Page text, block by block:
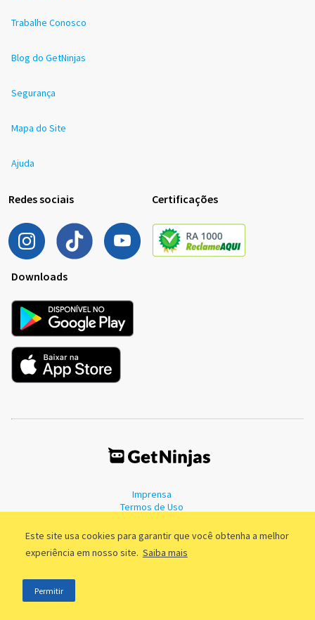
Este site usa cookies para garantir que você obtenha a melhor
experiência em nosso site. Saiba mais
Permitir
Trabalhe Conosco
Blog do GetNinjas
Segurança
Mapa do Site
Ajuda
Redes sociais Certificações
Downloads
Imprensa
Termos de Uso
©2011 - 2026, GetNinjas LTDA. CNPJ 55.744.877/0001-89 - Rua Dr.
Fernandes Coelho, 85 - 3º andar - São Paulo/SP - Brasil